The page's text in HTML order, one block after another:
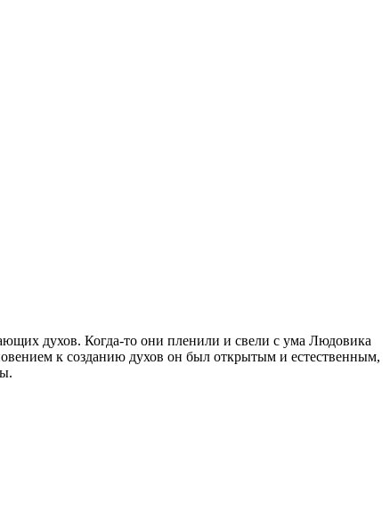
духов. Когда-то они пленили и свели с ума Людовика
к созданию духов он был открытым и естественным,